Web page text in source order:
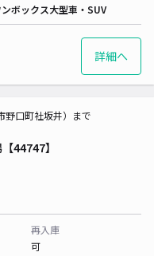
ボックス大型車・SUV
詳細へ
44747】
野口町社坂井）まで
再入庫
可